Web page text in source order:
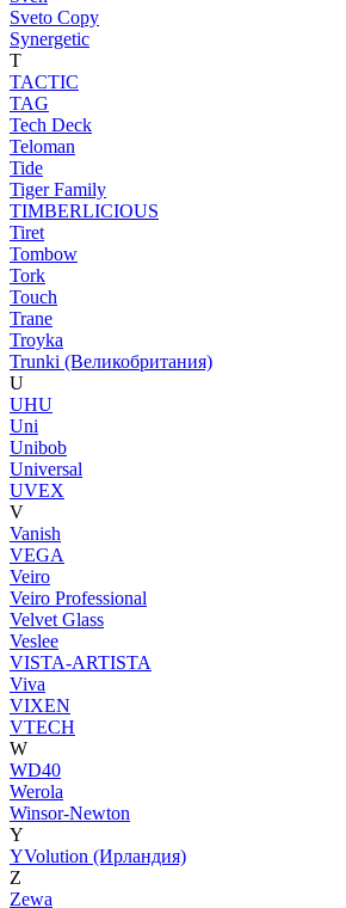
Sveto Copy
Synergetic
T
TACTIC
TAG
Tech Deck
Teloman
Tide
Tiger Family
TIMBERLICIOUS
Tiret
Tombow
Tork
Touch
Trane
Troyka
Trunki (Великобритания)
U
UHU
Uni
Unibob
Universal
UVEX
V
Vanish
VEGA
Veiro
Veiro Professional
Velvet Glass
Veslee
VISTA-ARTISTA
Viva
VIXEN
VTECH
W
WD40
Werola
Winsor-Newton
Y
YVolution (Ирландия)
Z
Zewa